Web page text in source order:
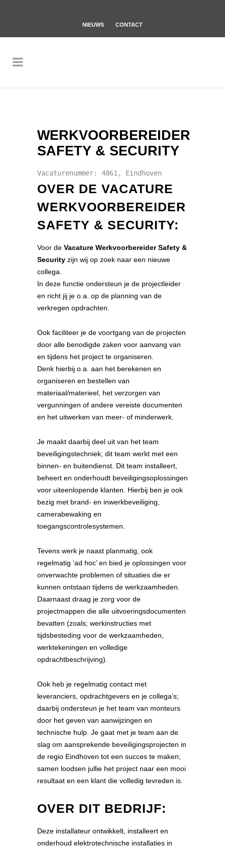
NIEUWS CONTACT
WERKVOORBEREIDER
SAFETY & SECURITY
Vacaturenummer: 4861, Eindhoven
OVER DE VACATURE
WERKVOORBEREIDER
SAFETY & SECURITY:
Voor de Vacature Werkvoorbereider Safety &
Security zijn wij op zoek naar een nieuwe
collega.
In deze functie ondersteun je de projectleider
en richt jij je o.a. op de planning van de
verkregen opdrachten.
Ook faciliteer je de voortgang van de projecten
door alle benodigde zaken voor aanvang van
en tijdens het project te organiseren.
Denk hierbij o.a. aan het berekenen en
organiseren en bestellen van
materiaal/materieel, het verzorgen van
vergunningen of andere vereiste documenten
en het uitwerken van meer- of minderwerk.
Je maakt daarbij deel uit van het team
beveiligingstechniek; dit team werkt met een
binnen- en buitendienst. Dit team installeert,
beheert en onderhoudt beveiligingsoplossingen
voor uiteenlopende klanten. Hierbij ben je ook
bezig met brand- en inwerkbeveiliging,
camerabewaking en
toegangscontrolesystemen.
Tevens werk je naast planmatig, ook
regelmatig ‘ad hoc’ en bied je oplossingen voor
onverwachte problemen of situaties die er
kunnen ontstaan tijdens de werkzaamheden.
Daarnaast draag je zorg voor de
projectmappen die alle uitvoeringsdocumenten
bevatten (zoals; werkinstructies met
tijdsbesteding voor de werkzaamheden,
werktekeningen en volledige
opdrachtbeschrijving).
Ook heb je regelmatig contact met
leveranciers, opdrachtgevers en je collega’s;
daarbij ondersteun je het team van monteurs
door het geven van aanwijzingen en
technische hulp. Je gaat met je team aan de
slag om aansprekende beveiligingsprojecten in
de regio Eindhoven tot een succes te maken;
samen loodsen jullie het project naar een mooi
resultaat en een klant die volledig tevreden is.
OVER DIT BEDRIJF:
Deze installateur ontwikkelt, installeert en
onderhoud elektrotechnische installaties in